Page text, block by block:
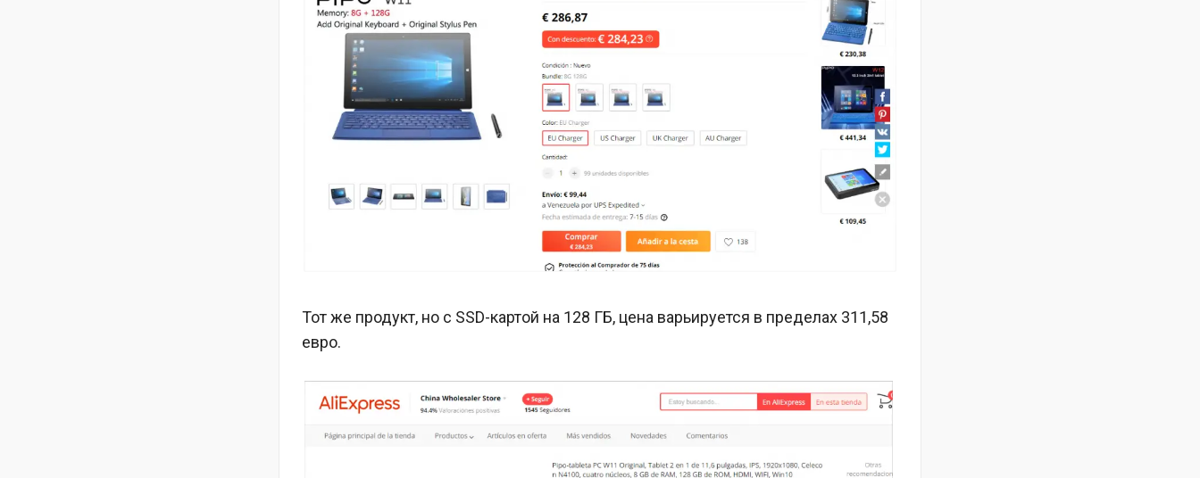
Тот же продукт, но с SSD-картой на 128 ГБ, цена варьируется в пределах 311,58
евро.